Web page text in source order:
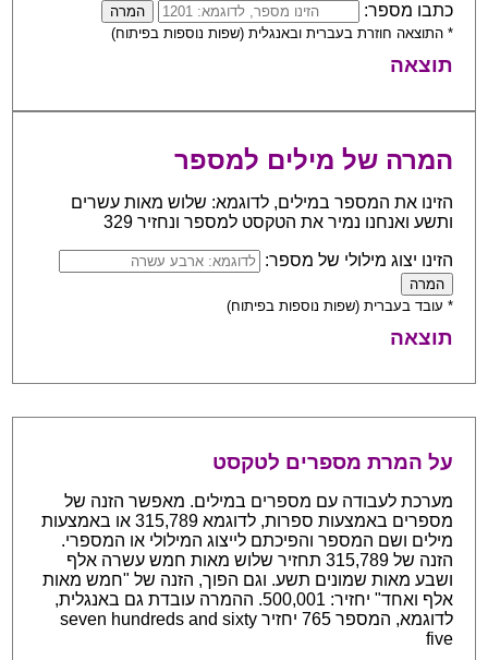
כתבו מספר:
* התוצאה חוזרת בעברית ובאנגלית (שפות נוספות בפיתוח)
תוצאה
המרה של מילים למספר
הזינו את המספר במילים, לדוגמא: שלוש מאות עשרים
ותשע ואנחנו נמיר את הטקסט למספר ונחזיר 329
הזינו יצוג מילולי של מספר:
* עובד בעברית (שפות נוספות בפיתוח)
תוצאה
על המרת מספרים לטקסט
מערכת לעבודה עם מספרים במילים. מאפשר הזנה של
מספרים באמצעות ספרות, לדוגמא 315,789 או באמצעות
מילים ושם המספר והפיכתם לייצוג המילולי או המספרי.
הזנה של 315,789 תחזיר שלוש מאות חמש עשרה אלף
ושבע מאות שמונים תשע. וגם הפוך, הזנה של "חמש מאות
אלף ואחד" יחזיר: 500,001. ההמרה עובדת גם באנגלית,
לדוגמא, המספר 765 יחזיר seven hundreds and sixty
five